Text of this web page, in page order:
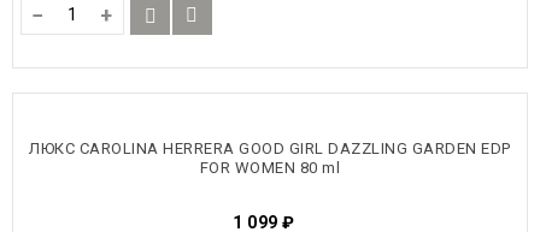
− +
ЛЮКС CAROLINA HERRERA GOOD GIRL DAZZLING GARDEN EDP
FOR WOMEN 80 ml
1 099 ₽